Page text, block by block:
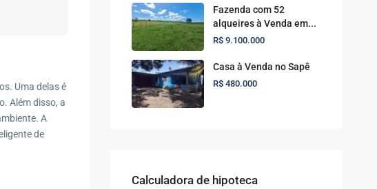
Uma delas é
Além disso, a
A
de
Fazenda com 52
alqueires à Venda em...
R$ 9.100.000
Casa à Venda no Sapê
R$ 480.000
Calculadora de hipoteca